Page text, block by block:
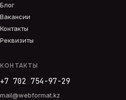
Блог
Вакансии
Контакты
Реквизиты
КОНТАКТЫ
+7 702 754-97-29
mail@webformat.kz